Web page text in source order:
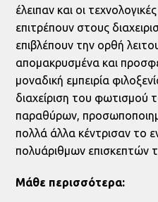
έλειπαν και οι
επιτρέπουν στους
επιβλέπουν την ορθή
απομακρυσμένα και
μοναδική εμπειρία
διαχείριση του φωτισμού
παραθύρων,
πολλά άλλα κέντρισαν το
πολυάριθμων επισκεπτών
Μάθε περισσότερα: